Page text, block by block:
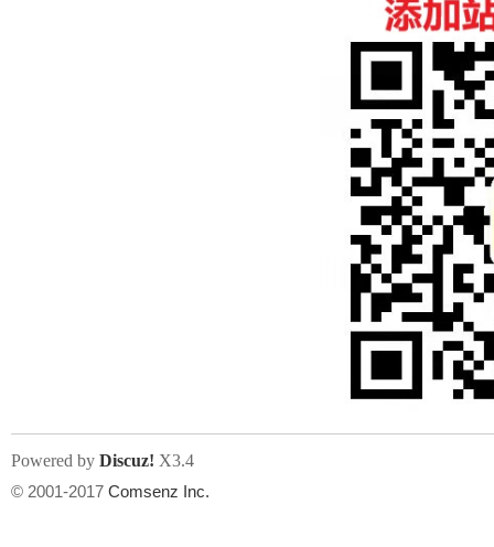
Powered by Discuz! X3.4
© 2001-2017 Comsenz Inc.